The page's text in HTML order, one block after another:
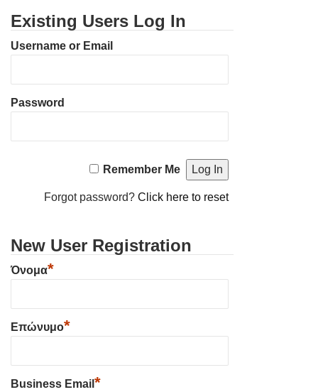
Existing Users Log In
Username or Email
Password
Remember Me
Forgot password?Click here to reset
New User Registration
Όνομα*
Επώνυμο*
Business Email *